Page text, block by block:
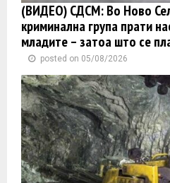
(ВИДЕО) СДСМ: Во Ново
криминална група прати
младите – затоа што се
posted on 05/08/2026